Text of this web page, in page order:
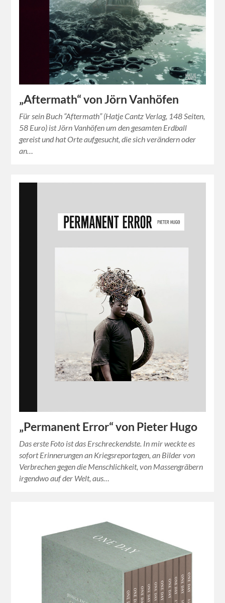
„Aftermath“ von Jörn Vanhöfen
Für sein Buch “Aftermath” (Hatje Cantz Verlag, 148 Seiten,
58 Euro) ist Jörn Vanhöfen um den gesamten Erdball
gereist und hat Orte aufgesucht, die sich verändern oder
an…
„Permanent Error“ von Pieter Hugo
Das erste Foto ist das Erschreckendste. In mir weckte es
sofort Erinnerungen an Kriegsreportagen, an Bilder von
Verbrechen gegen die Menschlichkeit, von Massengräbern
irgendwo auf der Welt, aus…